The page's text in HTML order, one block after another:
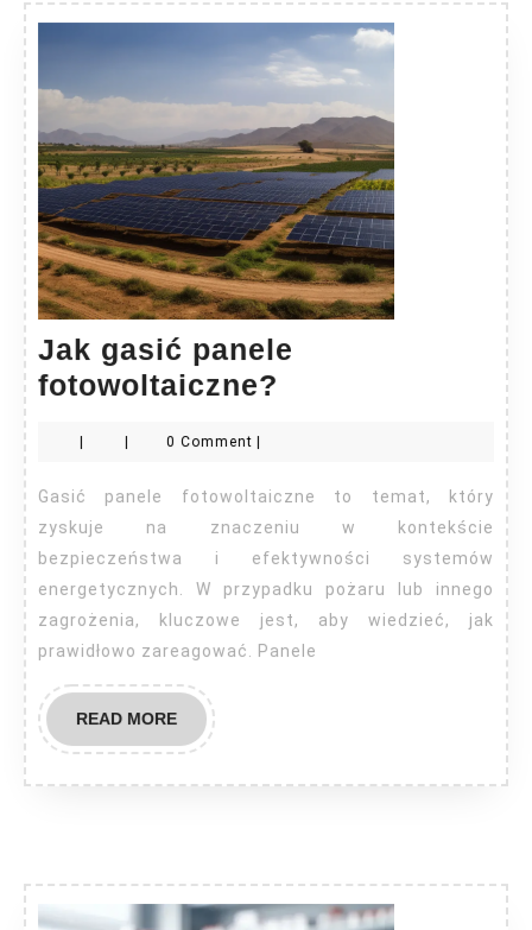
Jak gasić panele
fotowoltaiczne?
fotowoltaiczne?
0 Comment
Gasić panele fotowoltaiczne to temat, który
zyskuje na znaczeniu w kontekście
bezpieczeństwa i efektywności systemów
energetycznych. W przypadku pożaru lub innego
zagrożenia, kluczowe jest, aby wiedzieć, jak
prawidłowo zareagować. Panele
READ MOREREAD
MORE